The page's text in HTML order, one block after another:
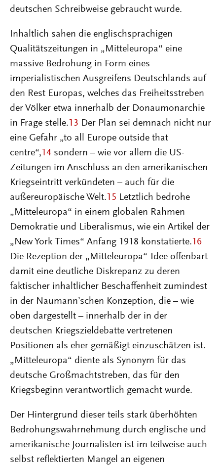
deutschen Schreibweise gebraucht wurde.
Inhaltlich sahen die englischsprachigen
Qualitätszeitungen in „Mitteleuropa“ eine
massive Bedrohung in Form eines
imperialistischen Ausgreifens Deutschlands auf
den Rest Europas, welches das Freiheitsstreben
der Völker etwa innerhalb der Donaumonarchie
in Frage stelle.13 Der Plan sei demnach nicht nur
eine Gefahr „to all Europe outside that
centre“,14 sondern – wie vor allem die US-
Zeitungen im Anschluss an den amerikanischen
Kriegseintritt verkündeten – auch für die
außereuropäische Welt.15 Letztlich bedrohe
„Mitteleuropa“ in einem globalen Rahmen
Demokratie und Liberalismus, wie ein Artikel der
„New York Times“ Anfang 1918 konstatierte.16
Die Rezeption der „Mitteleuropa“-Idee offenbart
damit eine deutliche Diskrepanz zu deren
faktischer inhaltlicher Beschaffenheit zumindest
in der Naumann’schen Konzeption, die – wie
oben dargestellt – innerhalb der in der
deutschen Kriegszieldebatte vertretenen
Positionen als eher gemäßigt einzuschätzen ist.
„Mitteleuropa“ diente als Synonym für das
deutsche Großmachtstreben, das für den
Kriegsbeginn verantwortlich gemacht wurde.
Der Hintergrund dieser teils stark überhöhten
Bedrohungswahrnehmung durch englische und
amerikanische Journalisten ist im teilweise auch
selbst reflektierten Mangel an eigenen